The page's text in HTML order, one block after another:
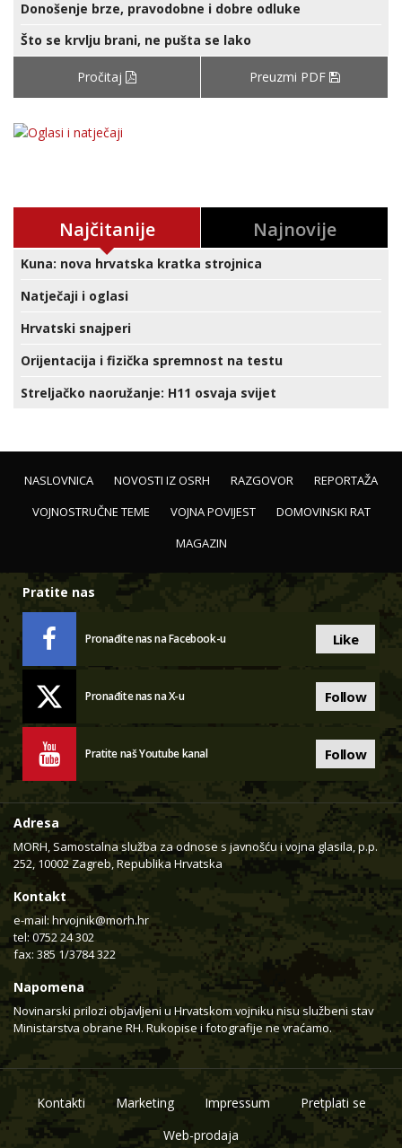
Donošenje brze, pravodobne i dobre odluke
Što se krvlju brani, ne pušta se lako
Pročitaj Preuzmi PDF
Najčitanije Najnovije
Kuna: nova hrvatska kratka strojnica
Natječaji i oglasi
Hrvatski snajperi
Orijentacija i fizička spremnost na testu
Streljačko naoružanje: H11 osvaja svijet
NASLOVNICA NOVOSTI IZ OSRH RAZGOVOR
REPORTAŽA
VOJNOSTRUČNE TEME
VOJNA POVIJEST
DOMOVINSKI RAT
MAGAZIN
Pratite nas
Pronađite nas na Facebook-u Like
Pronađite nas na X-u Follow
Pratite naš Youtube kanal Follow
Adresa
MORH, Samostalna služba za odnose s javnošću i vojna glasila, p.p.
252, 10002 Zagreb, Republika Hrvatska
Kontakt
e-mail: hrvojnik@morh.hr
tel: 0752 24 302
fax: 385 1/3784 322
Napomena
Novinarski prilozi objavljeni u Hrvatskom vojniku nisu službeni stav
Ministarstva obrane RH. Rukopise i fotografije ne vraćamo.
Kontakti Marketing Impressum
Pretplati se
Web-prodaja